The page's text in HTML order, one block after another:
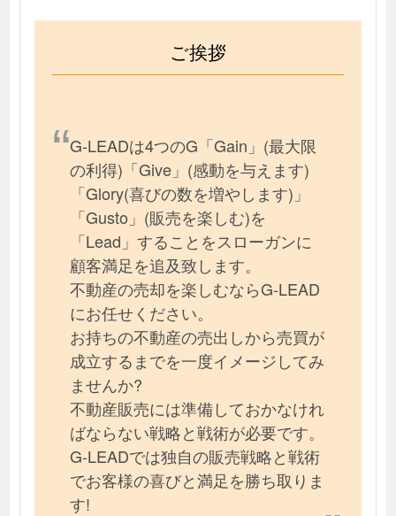
ご挨拶
G-LEADは4つのG「Gain」(最大限
の利得)「Give」(感動を与えます)
「Glory(喜びの数を増やします)」
「Gusto」(販売を楽しむ)を
「Lead」することをスローガンに
顧客満足を追及致します。
不動産の売却を楽しむならG-LEAD
にお任せください。
お持ちの不動産の売出しから売買が
成立するまでを一度イメージしてみ
ませんか?
不動産販売には準備しておかなけれ
ばならない戦略と戦術が必要です。
G-LEADでは独自の販売戦略と戦術
でお客様の喜びと満足を勝ち取りま
す!